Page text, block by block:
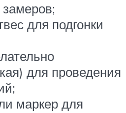
для подгонки
для проведения
маркер для